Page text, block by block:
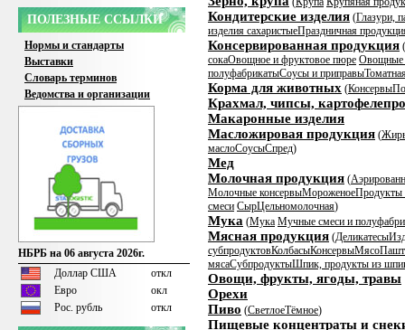
ПОЛЕЗНЫЕ ССЫЛКИ
Нормы и стандарты
Выставки
Словарь терминов
Ведомства и организации
НБРБ на 06 августа 2026г.
Доллар США
откл
Евро
окл
Рос. рубль
откл
Кондитерские изделия (Глазури,
изделия сахаристыеПраздничная
Консервированная продукция (
сокаОвощное и фруктовое пюре Овощные
полуфабрикатыСоусы и приправы
Корма для животных (Консервы
Крахмал, чипсы,
Макаронные изделия
Масложировая продукция (
маслоСоусыСпред)
Мед
Молочная продукция (
Молочные консервыМороженоеПродукты
смеси СырЦельномолочная)
Мука (Мука Мучные смеси и
Мясная продукция (Деликатесы
субпродуктовКолбасыКонсервыМясо
мясаСубпродуктыШпик, продукты из
Овощи, фрукты, ягоды, травы
Орехи
Пиво (СветлоеТёмное)
Пищевые концентраты и